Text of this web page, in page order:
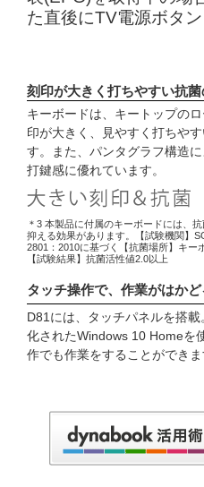
た直後にTV電源ボタ
刻印が大きく打ちやすい抗
キーボードは、キートップの
印が大きく、見やすく打ちや
す。また、パンタグラフ構造
打鍵感に優れています。
＊3 本製品に付属のキーボードには、
抑える効果があります。【試験機関】
2801：2010に基づく【抗菌場所】キー
【試験結果】抗菌活性値2.0以上
タッチ操作で、作業がはかど
D81には、タッチパネルを搭
化されたWindows 10 Homeを
作でも作業をすることができま